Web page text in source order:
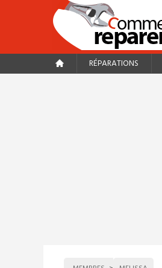
RÉPARATIONS